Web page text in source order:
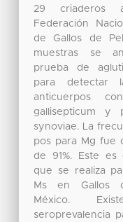
29 criaderos
Federación
de Gallos de
muestras se
prueba de
para detectar
anticuerpos
gallisepticum y
synoviae. La
pos para Mg fue
de 91%. Este
que se realiza
Ms en Gallos
México.
seroprevalencia